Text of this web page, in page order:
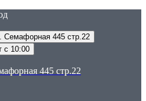
Семафорная 445 стр.22
с 10:00
445 стр.22